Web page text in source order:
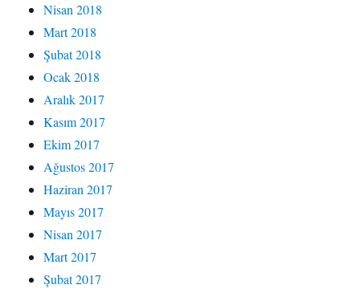
Nisan 2018
Mart 2018
Şubat 2018
Ocak 2018
Aralık 2017
Kasım 2017
Ekim 2017
Ağustos 2017
Haziran 2017
Mayıs 2017
Nisan 2017
Mart 2017
Şubat 2017